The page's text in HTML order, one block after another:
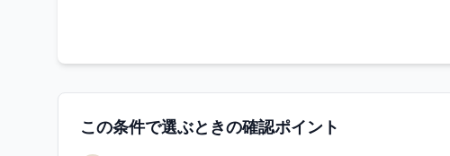
この条件で選ぶときの確認ポイント